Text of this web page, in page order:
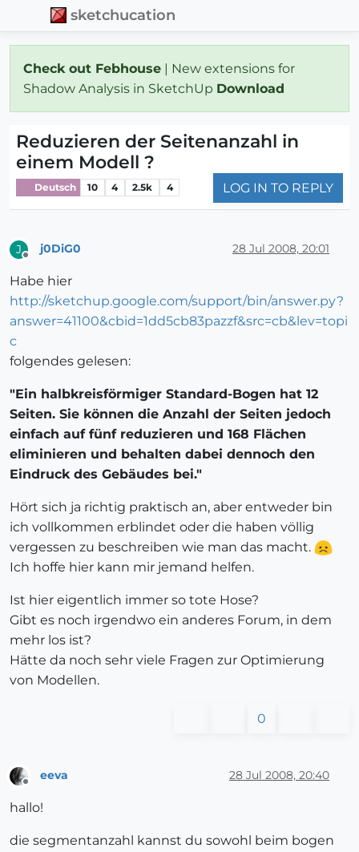
sketchucation
Check out Febhouse | New extensions for
Shadow Analysis in SketchUp Download
Reduzieren der Seitenanzahl in
einem Modell ?
Deutsch 10 4 2.5k 4 LOG IN TO REPLY
J j0DiG0 28 Jul 2008, 20:01
Habe hier
http://sketchup.google.com/support/bin/answer.py?
answer=41100&cbid=1dd5cb83pazzf&src=cb&lev=topi
c
folgendes gelesen:
"Ein halbkreisförmiger Standard-Bogen hat 12
Seiten. Sie können die Anzahl der Seiten jedoch
einfach auf fünf reduzieren und 168 Flächen
eliminieren und behalten dabei dennoch den
Eindruck des Gebäudes bei."
Hört sich ja richtig praktisch an, aber entweder bin
ich vollkommen erblindet oder die haben völlig
vergessen zu beschreiben wie man das macht.
Ich hoffe hier kann mir jemand helfen.
Ist hier eigentlich immer so tote Hose?
Gibt es noch irgendwo ein anderes Forum, in dem
mehr los ist?
Hätte da noch sehr viele Fragen zur Optimierung
von Modellen.
0
eeva 28 Jul 2008, 20:40
hallo!
die segmentanzahl kannst du sowohl beim bogen